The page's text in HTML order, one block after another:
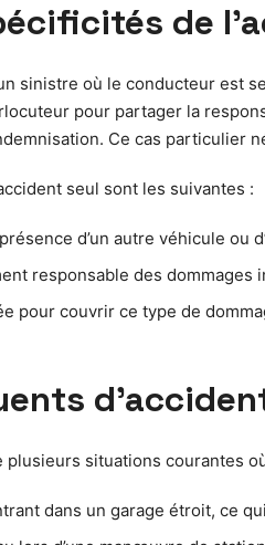
de
sinistre où le conducteur est
pour partager la
Ce cas
seul sont les suivantes :
d’un autre véhicule ou
responsable des dommages
pour couvrir ce type de
situations courantes
dans un garage étroit, ce